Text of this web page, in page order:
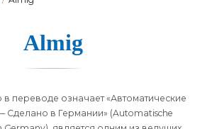
Almig
в переводе означает «Автоматические
Сделано в Германии» (Automatische